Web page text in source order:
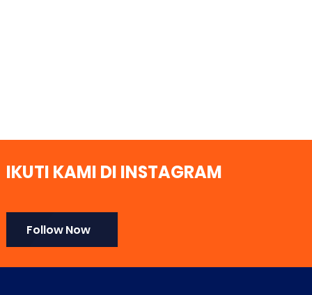
IKUTI KAMI DI INSTAGRAM
Follow Now